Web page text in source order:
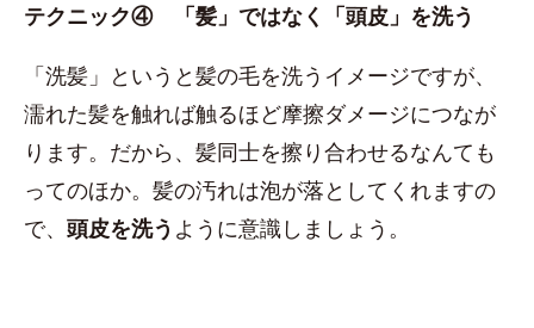
テクニック④ 「髪」ではなく「頭皮」を洗う
「洗髪」というと髪の毛を洗うイメージですが、
濡れた髪を触れば触るほど摩擦ダメージにつなが
ります。だから、髪同士を擦り合わせるなんても
ってのほか。髪の汚れは泡が落としてくれますの
で、 頭皮を洗う ように意識しましょう。